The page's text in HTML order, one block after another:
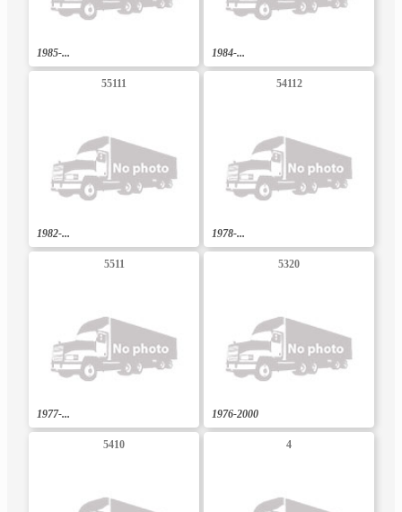
1985-... 1984-...
55111
1982-...
54112
1978-...
5511
1977-...
5320
1976-2000
5410 4